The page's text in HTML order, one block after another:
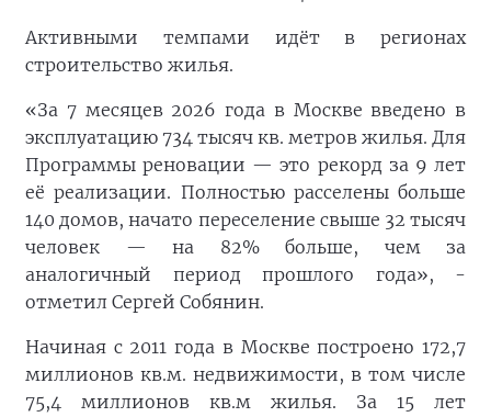
Активными темпами идёт в регионах
строительство жилья.
«За 7 месяцев 2026 года в Москве введено в
эксплуатацию 734 тысяч кв. метров жилья. Для
Программы реновации — это рекорд за 9 лет
её реализации. Полностью расселены больше
140 домов, начато переселение свыше 32 тысяч
человек — на 82% больше, чем за
аналогичный период прошлого года», -
отметил Сергей Собянин.
Начиная с 2011 года в Москве построено 172,7
миллионов кв.м. недвижимости, в том числе
75,4 миллионов кв.м жилья. За 15 лет